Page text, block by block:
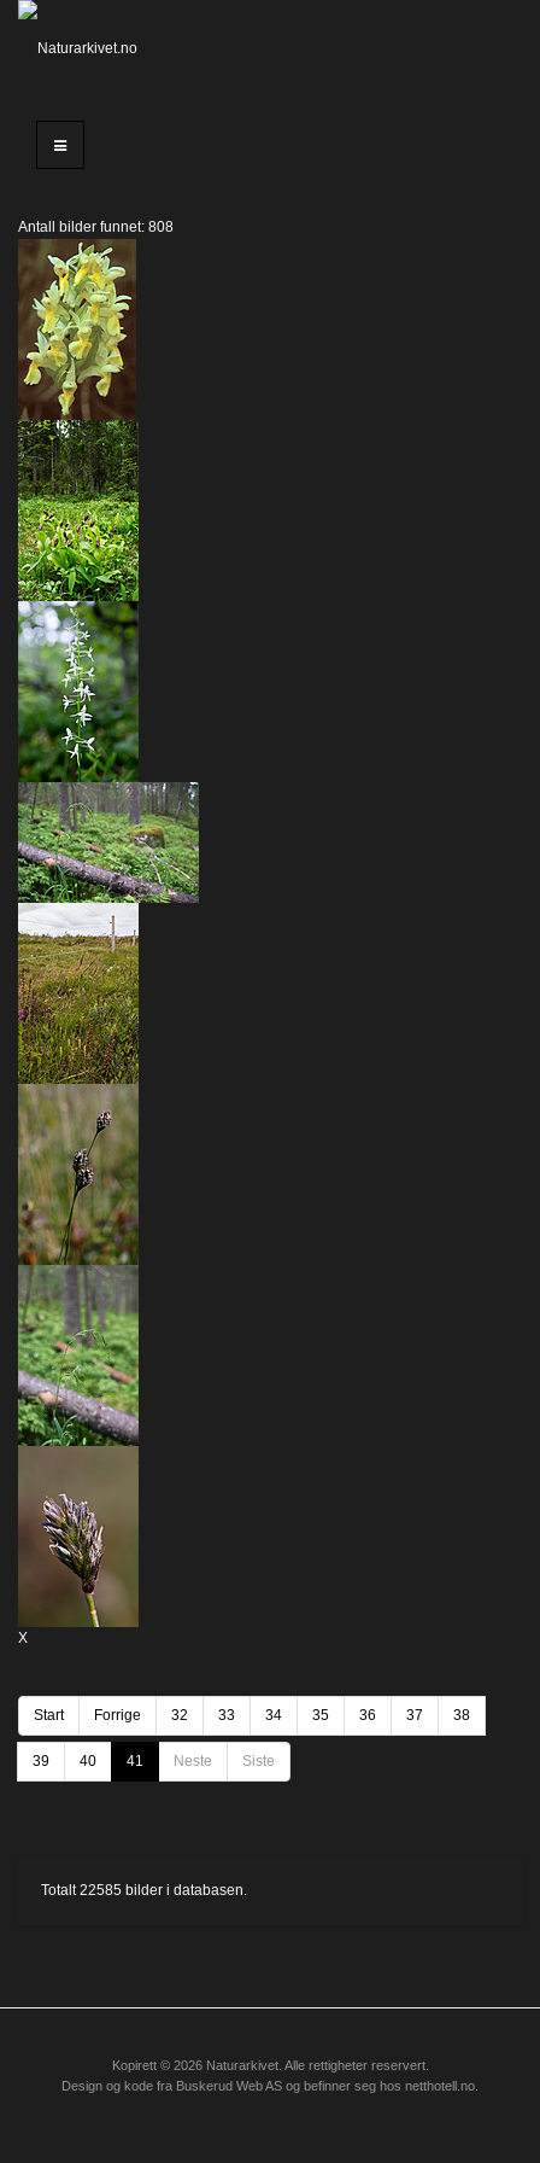
Antall bilder funnet: 808
X
Start Forrige 32 33 34 35 36 37 38
39 40 41 Neste Siste
Totalt 22585 bilder i databasen.
Kopirett © 2026 Naturarkivet. Alle rettigheter reservert.
Design og kode fra Buskerud Web AS og befinner seg hos netthotell.no